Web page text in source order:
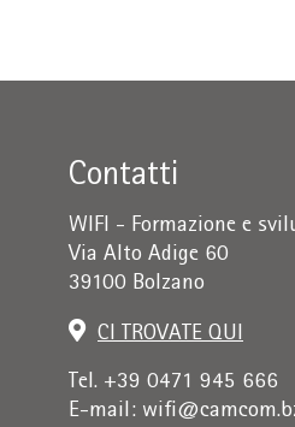
Contatti
WIFI - Formazione e
Via Alto Adige 60
39100 Bolzano
CI TROVATE QUI
Tel. +39 0471 945 666
E-mail: